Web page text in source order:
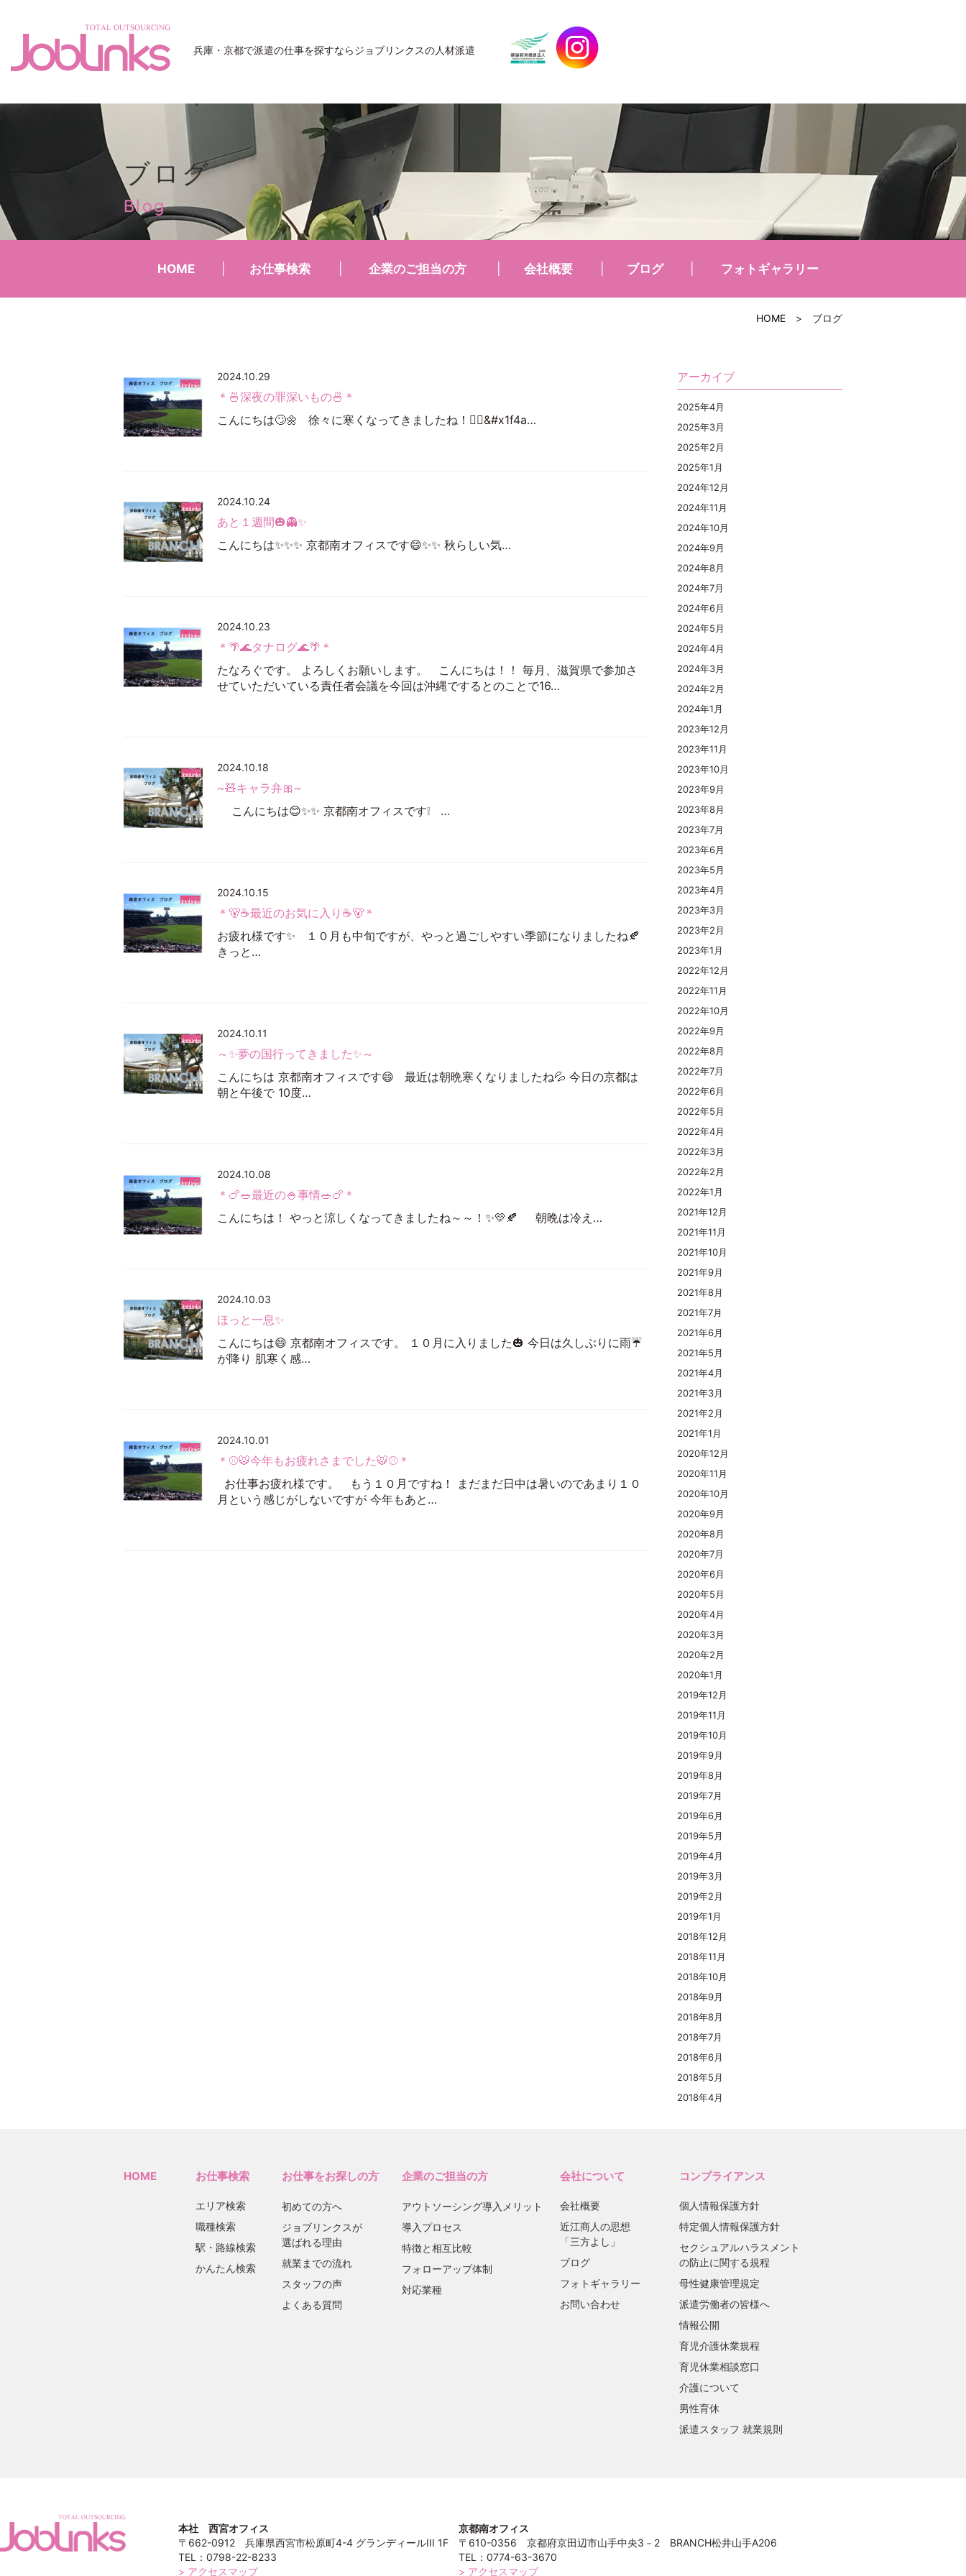
兵庫・京都で派遣の仕事を探すならジョブリンクスの人材派遣
ブログ
Blog
HOME お仕事検索 企業のご担当の方 会社概要 ブログ フォトギャラリー
HOME > ブログ
2024.10.29
＊🍜深夜の罪深いもの🍜＊
こんにちは🙄🌼 徐々に寒くなってきましたね！🖐🏻&#x1f4a…
2024.10.24
あと１週間🎃👻✨
こんにちは✨✨✨ 京都南オフィスです😄✨✨ 秋らしい気…
2024.10.23
＊🌴🌊タナログ🌊🌴＊
たなろぐです。 よろしくお願いします。 こんにちは！！ 毎月、滋賀県で参加さ
せていただいている責任者会議を今回は沖縄でするとのことで16…
2024.10.18
~🧸キャラ弁🎀~
こんにちは😊✨✨ 京都南オフィスです❕ …
2024.10.15
＊🐻☕最近のお気に入り☕🐻＊
お疲れ様です✨ １０月も中旬ですが、やっと過ごしやすい季節になりましたね🍂
きっと…
2024.10.11
～✨夢の国行ってきました✨～
こんにちは 京都南オフィスです😄 最近は朝晩寒くなりましたね💦 今日の京都は
朝と午後で 10度…
2024.10.08
＊🍗🥗最近の🍚事情🥗🍗＊
こんにちは！ やっと涼しくなってきましたね～～！✨💛🍂 朝晩は冷え…
2024.10.03
ほっと一息✨
こんにちは😄 京都南オフィスです。 １０月に入りました🎃 今日は久しぶりに雨☔
が降り 肌寒く感…
2024.10.01
＊⚾🐯今年もお疲れさまでした🐯⚾＊
お仕事お疲れ様です。 もう１０月ですね！ まだまだ日中は暑いのであまり１０
月という感じがしないですが 今年もあと…
アーカイブ
2025年4月
2025年3月
2025年2月
2025年1月
2024年12月
2024年11月
2024年10月
2024年9月
2024年8月
2024年7月
2024年6月
2024年5月
2024年4月
2024年3月
2024年2月
2024年1月
2023年12月
2023年11月
2023年10月
2023年9月
2023年8月
2023年7月
2023年6月
2023年5月
2023年4月
2023年3月
2023年2月
2023年1月
2022年12月
2022年11月
2022年10月
2022年9月
2022年8月
2022年7月
2022年6月
2022年5月
2022年4月
2022年3月
2022年2月
2022年1月
2021年12月
2021年11月
2021年10月
2021年9月
2021年8月
2021年7月
2021年6月
2021年5月
2021年4月
2021年3月
2021年2月
2021年1月
2020年12月
2020年11月
2020年10月
2020年9月
2020年8月
2020年7月
2020年6月
2020年5月
2020年4月
2020年3月
2020年2月
2020年1月
2019年12月
2019年11月
2019年10月
2019年9月
2019年8月
2019年7月
2019年6月
2019年5月
2019年4月
2019年3月
2019年2月
2019年1月
2018年12月
2018年11月
2018年10月
2018年9月
2018年8月
2018年7月
2018年6月
2018年5月
2018年4月
HOME お仕事検索
エリア検索
職種検索
駅・路線検索
かんたん検索
お仕事をお探しの方
初めての方へ
ジョブリンクスが
選ばれる理由
就業までの流れ
スタッフの声
よくある質問
企業のご担当の方
アウトソーシング導入メリット
導入プロセス
特徴と相互比較
フォローアップ体制
対応業種
会社について
会社概要
近江商人の思想
「三方よし」
ブログ
フォトギャラリー
お問い合わせ
コンプライアンス
個人情報保護方針
特定個人情報保護方針
セクシュアルハラスメント
の防止に関する規程
母性健康管理規定
派遣労働者の皆様へ
情報公開
育児介護休業規程
育児休業相談窓口
介護について
男性育休
派遣スタッフ 就業規則
本社 西宮オフィス
〒662-0912 兵庫県西宮市松原町4-4 グランディールIII 1F
TEL：0798-22-8233
> アクセスマップ
京都南オフィス
〒610-0356 京都府京田辺市山手中央3－2 BRANCH松井山手A206
TEL：0774-63-3670
> アクセスマップ